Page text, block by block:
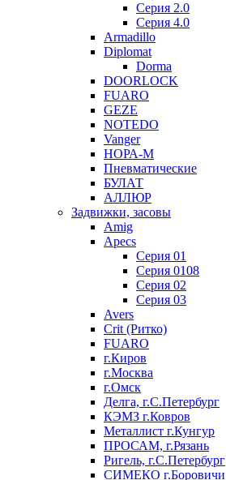
Серия 2.0
Серия 4.0
Armadillo
Diplomat
Dorma
DOORLOCK
FUARO
GEZE
NOTEDO
Vanger
НОРА-М
Пневматические
БУЛАТ
АЛЛЮР
Задвижки, засовы
Amig
Apecs
Серия 01
Серия 0108
Серия 02
Серия 03
Avers
Crit (Ритко)
FUARO
г.Киров
г.Москва
г.Омск
Делга, г.С.Петербург
КЭМЗ г.Ковров
Металлист г.Кунгур
ПРОСАМ, г.Рязань
Ригель, г.С.Петербург
СИМЕКО г.Боровичи